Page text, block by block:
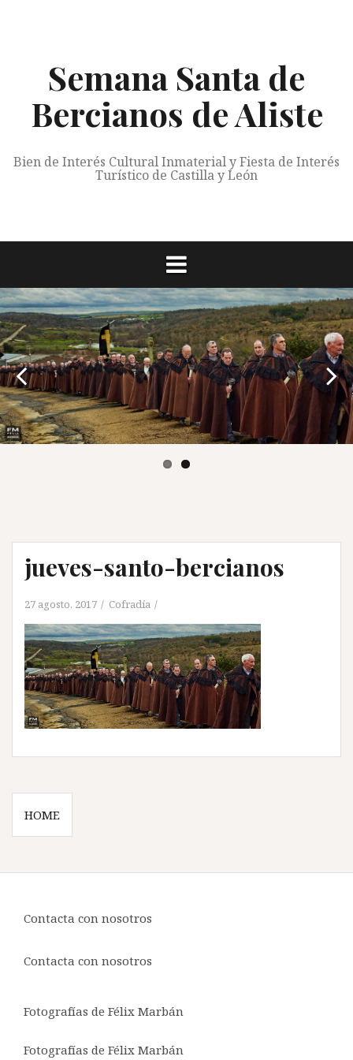
Semana Santa de
Bercianos de Aliste
Bien de Interés Cultural Inmaterial y Fiesta de Interés
Turístico de Castilla y León
jueves-santo-bercianos
27 agosto, 2017 Cofradía
Navegación
de
HOME
Contacta con nosotros
Contacta con nosotros
Fotografías de Félix Marbán
Fotografías de Félix Marbán